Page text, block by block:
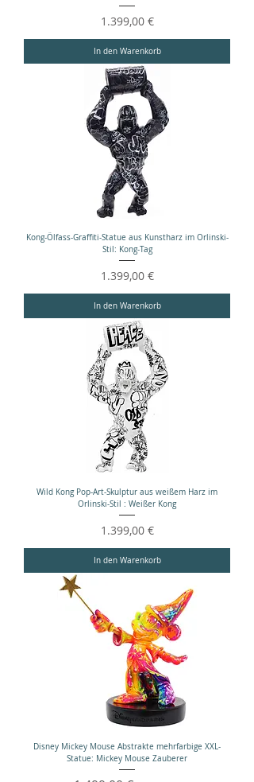
Preis
1.399,00 €
In den Warenkorb
Kong-Ölfass-Graffiti-Statue aus Kunstharz im Orlinski-
Stil: Kong-Tag
Preis
1.399,00 €
In den Warenkorb
Wild Kong Pop-Art-Skulptur aus weißem Harz im
Orlinski-Stil : Weißer Kong
Preis
1.399,00 €
In den Warenkorb
Disney Mickey Mouse Abstrakte mehrfarbige XXL-
Statue: Mickey Mouse Zauberer